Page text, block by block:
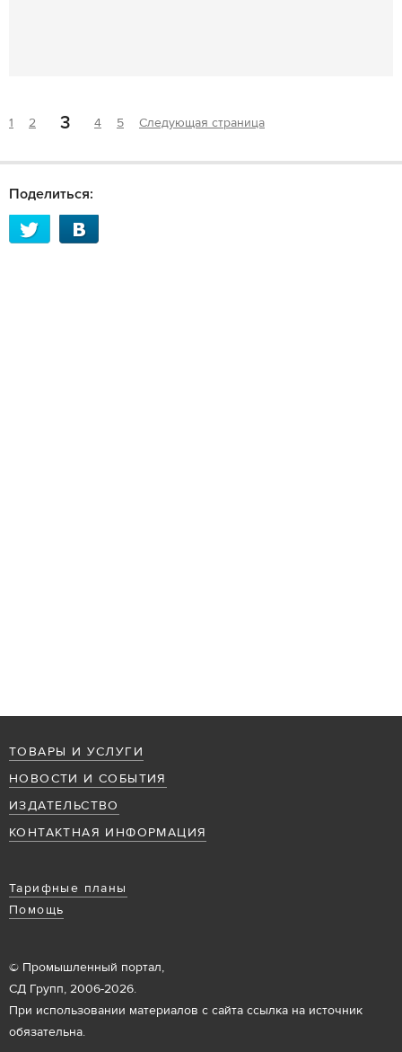
1 2 3 4 5 Следующая страница
Поделиться:
ТОВАРЫ И УСЛУГИ
НОВОСТИ И СОБЫТИЯ
ИЗДАТЕЛЬСТВО
КОНТАКТНАЯ ИНФОРМАЦИЯ
Тарифные планы
Помощь
© Промышленный портал,
СД Групп, 2006-2026.
При использовании материалов с сайта ссылка на источник
обязательна.